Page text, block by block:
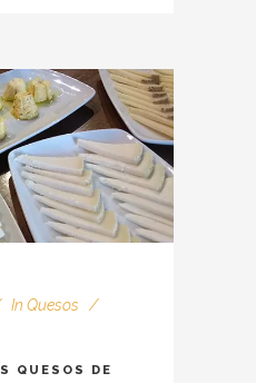
In Quesos
QUESOS DE